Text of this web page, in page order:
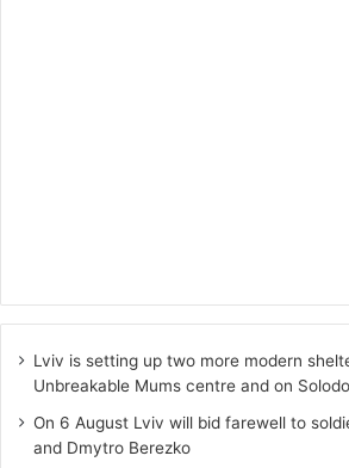
Lviv is setting up two more modern
Unbreakable Mums centre and on
On 6 August Lviv will bid farewell to
and Dmytro Berezko